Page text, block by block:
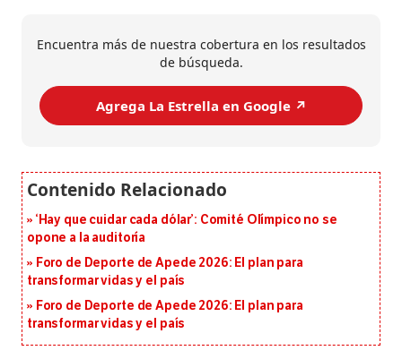
Encuentra más de nuestra cobertura en los resultados
de búsqueda.
Agrega La Estrella en Google ↗️
‘Hay que cuidar cada dólar’: Comité Olímpico no se
opone a la auditoría
Foro de Deporte de Apede 2026: El plan para
transformar vidas y el país
Foro de Deporte de Apede 2026: El plan para
transformar vidas y el país